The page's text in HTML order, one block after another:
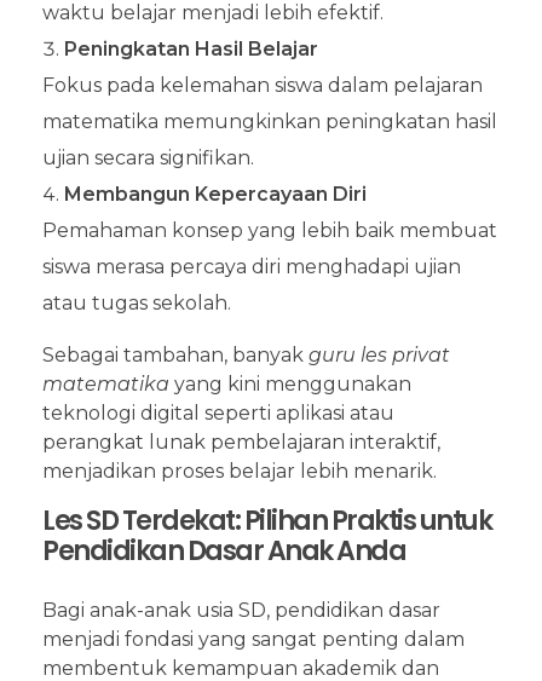
waktu belajar menjadi lebih efektif.
Peningkatan Hasil Belajar
Fokus pada kelemahan siswa dalam pelajaran
matematika memungkinkan peningkatan hasil
ujian secara signifikan.
Membangun Kepercayaan Diri
Pemahaman konsep yang lebih baik membuat
siswa merasa percaya diri menghadapi ujian
atau tugas sekolah.
Sebagai tambahan, banyak guru les privat
matematika yang kini menggunakan
teknologi digital seperti aplikasi atau
perangkat lunak pembelajaran interaktif,
menjadikan proses belajar lebih menarik.
Les SD Terdekat: Pilihan Praktis untuk
Pendidikan Dasar Anak Anda
Bagi anak-anak usia SD, pendidikan dasar
menjadi fondasi yang sangat penting dalam
membentuk kemampuan akademik dan